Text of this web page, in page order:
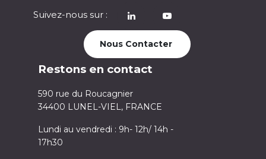
Suivez-nous sur :
Nous Contacter
Restons en contact
590 rue du Roucagnier
34400 LUNEL-VIEL, FRANCE
Lundi au vendredi : 9h- 12h/ 14h -
17h30